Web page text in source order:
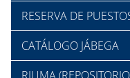
RESERVA DE
CATÁLOGO JÁBEGA